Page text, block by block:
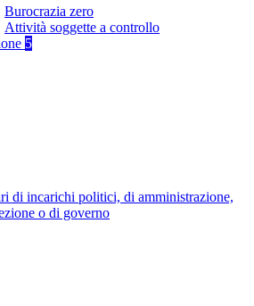
Burocrazia zero
Attività soggette a controllo
5
di incarichi politici, di amministrazione,
o di governo